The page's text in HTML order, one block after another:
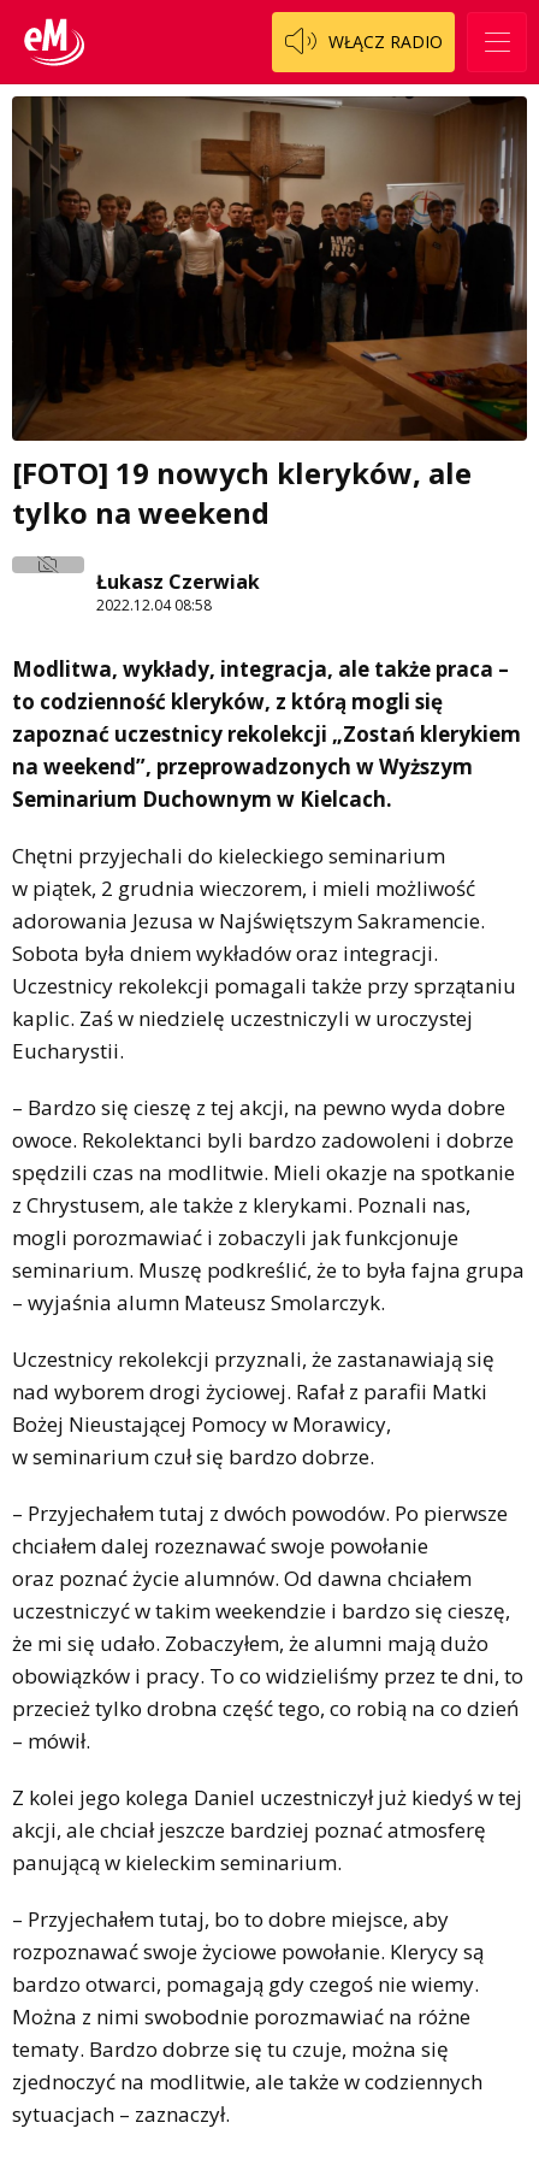
WŁĄCZ RADIO
[FOTO] 19 nowych kleryków, ale
tylko na weekend
Łukasz Czerwiak
2022.12.04 08:58
Modlitwa, wykłady, integracja, ale także praca –
to codzienność kleryków, z którą mogli się
zapoznać uczestnicy rekolekcji „Zostań klerykiem
na weekend”, przeprowadzonych w Wyższym
Seminarium Duchownym w Kielcach.
Chętni przyjechali do kieleckiego seminarium
w piątek, 2 grudnia wieczorem, i mieli możliwość
adorowania Jezusa w Najświętszym Sakramencie.
Sobota była dniem wykładów oraz integracji.
Uczestnicy rekolekcji pomagali także przy sprzątaniu
kaplic. Zaś w niedzielę uczestniczyli w uroczystej
Eucharystii.
– Bardzo się cieszę z tej akcji, na pewno wyda dobre
owoce. Rekolektanci byli bardzo zadowoleni i dobrze
spędzili czas na modlitwie. Mieli okazje na spotkanie
z Chrystusem, ale także z klerykami. Poznali nas,
mogli porozmawiać i zobaczyli jak funkcjonuje
seminarium. Muszę podkreślić, że to była fajna grupa
– wyjaśnia alumn Mateusz Smolarczyk.
Uczestnicy rekolekcji przyznali, że zastanawiają się
nad wyborem drogi życiowej. Rafał z parafii Matki
Bożej Nieustającej Pomocy w Morawicy,
w seminarium czuł się bardzo dobrze.
– Przyjechałem tutaj z dwóch powodów. Po pierwsze
chciałem dalej rozeznawać swoje powołanie
oraz poznać życie alumnów. Od dawna chciałem
uczestniczyć w takim weekendzie i bardzo się cieszę,
że mi się udało. Zobaczyłem, że alumni mają dużo
obowiązków i pracy. To co widzieliśmy przez te dni, to
przecież tylko drobna część tego, co robią na co dzień
– mówił.
Z kolei jego kolega Daniel uczestniczył już kiedyś w tej
akcji, ale chciał jeszcze bardziej poznać atmosferę
panującą w kieleckim seminarium.
– Przyjechałem tutaj, bo to dobre miejsce, aby
rozpoznawać swoje życiowe powołanie. Klerycy są
bardzo otwarci, pomagają gdy czegoś nie wiemy.
Można z nimi swobodnie porozmawiać na różne
tematy. Bardzo dobrze się tu czuje, można się
zjednoczyć na modlitwie, ale także w codziennych
sytuacjach – zaznaczył.